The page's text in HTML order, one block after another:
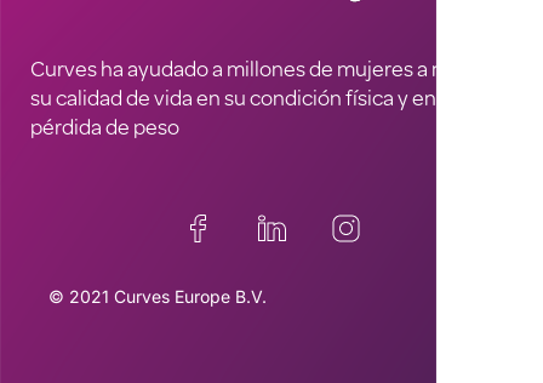
Curves ha ayudado a millones de mujeres a mejorar
su calidad de vida en su condición física y en la
pérdida de peso
© 2021 Curves Europe B.V.